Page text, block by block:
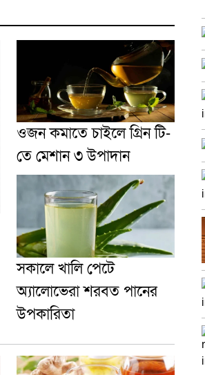
ওজন কমাতে চাইলে গ্রিন টি-
তে মেশান ৩ উপাদান
সকালে খালি পেটে
অ্যালোভেরা শরবত পানের
উপকারিতা